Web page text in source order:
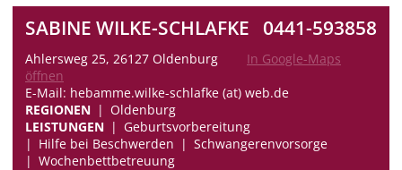
SABINE WILKE-SCHLAFKE 0441-593858
Ahlersweg 25, 26127 Oldenburg
In Google-Maps
öffnen
E-Mail: hebamme.wilke-schlafke (at) web.de
REGIONEN
Oldenburg
LEISTUNGEN
Geburtsvorbereitung
Hilfe bei Beschwerden
Schwangerenvorsorge
Wochenbettbetreuung